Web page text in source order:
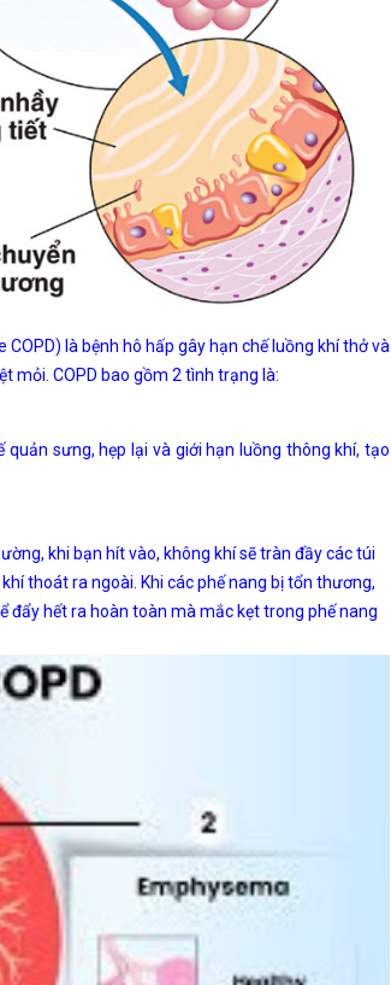
là bệnh hô hấp gây hạn chế luồng khí thở và
mỏi. COPD bao gồm 2 tình trạng là:
sưng, hẹp lại và giới hạn luồng thông khí, tạo
khi bạn hít vào, không khí sẽ tràn đầy các túi
thoát ra ngoài. Khi các phế nang bị tổn thương,
đẩy hết ra hoàn toàn mà mắc kẹt trong phế nang